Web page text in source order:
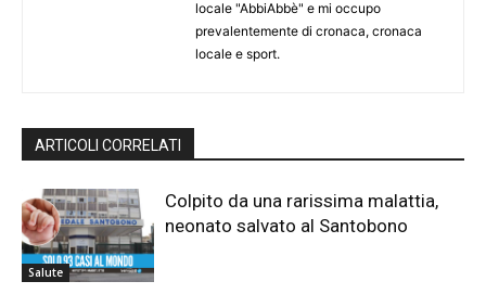
locale "AbbiAbbè" e mi occupo
prevalentemente di cronaca, cronaca
locale e sport.
ARTICOLI CORRELATI
Salute
Colpito da una rarissima malattia,
neonato salvato al Santobono